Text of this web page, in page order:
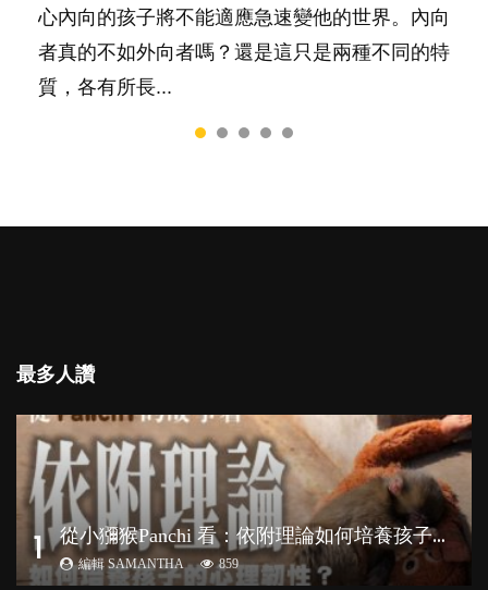
心內向的孩子將不能適應急速變他的世界。內向
者真的不如外向者嗎？還是這只是兩種不同的特
質，各有所長...
最多人讚
1 從
小獼猴Panchi 看：依附理論如何培養孩子心理韌性？
編輯 SAMANTHA 859